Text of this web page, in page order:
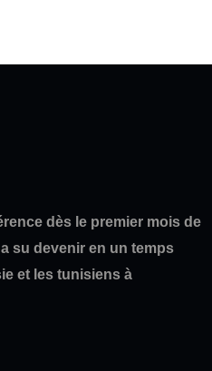
dès le premier mois de
su devenir en un temps
et les tunisiens à